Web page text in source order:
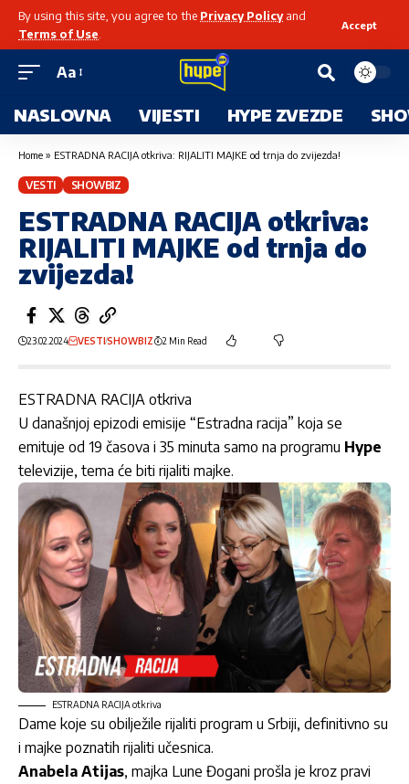
By using this site, you agree to the Privacy Policyand
Terms of Use
Accept
Aa
NASLOVNA VIJESTI HYPE ZVEZDE
Home » ESTRADNA RACIJA otkriva: RIJALITI MAJKE od trnja do zvijezda!
VESTI SHOWBIZ
ESTRADNA RACIJA otkriva:
RIJALITI MAJKE od trnja do
zvijezda!
23.02.2024 VESTISHOWBIZ 2 Min Read
ESTRADNA RACIJA otkriva
U današnjoj epizodi emisije “Estradna racija” koja se
emituje od 19 časova i 35 minuta samo na programu Hype
televizije, tema će biti rijaliti majke.
ESTRADNA RACIJA otkriva
Dame koje su obilježile rijaliti program u Srbiji, definitivno su
i majke poznatih rijaliti učesnica.
Anabela Atijas, majka Lune Đogani prošla je kroz pravi